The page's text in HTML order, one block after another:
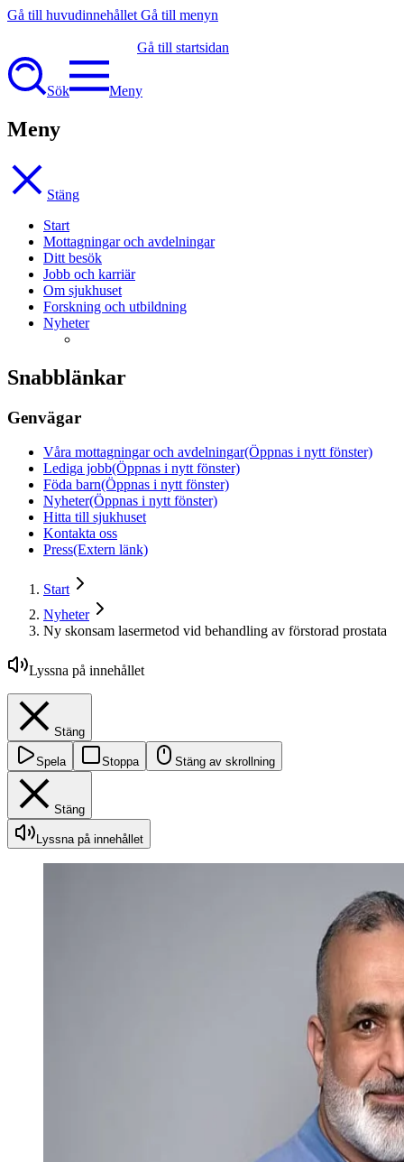
Gå till huvudinnehållet Gå till menyn
Gå till startsidan
Sök Meny
Meny
Stäng
Start
Mottagningar och avdelningar
Ditt besök
Jobb och karriär
Om sjukhuset
Forskning och utbildning
Nyheter
Snabblänkar
Genvägar
Våra mottagningar och avdelningar(Öppnas i nytt fönster)
Lediga jobb(Öppnas i nytt fönster)
Föda barn(Öppnas i nytt fönster)
Nyheter(Öppnas i nytt fönster)
Hitta till sjukhuset
Kontakta oss
Press(Extern länk)
Start
Nyheter
Ny skonsam lasermetod vid behandling av förstorad prostata
Lyssna på innehållet
Stäng
Spela Stoppa Stäng av skrollning
Stäng
Lyssna på innehållet